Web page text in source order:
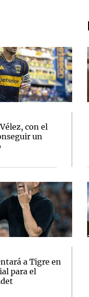
con el
un
a Tigre en
para el